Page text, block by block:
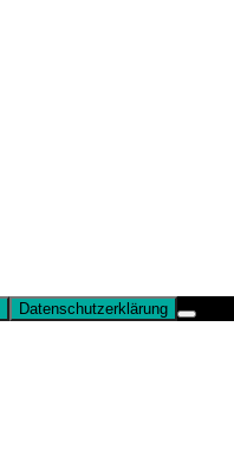
Datenschutzerklärung